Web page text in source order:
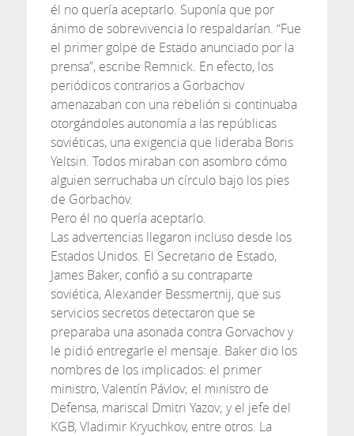
él no quería aceptarlo. Suponía que por
ánimo de sobrevivencia lo respaldarían. “Fue
el primer golpe de Estado anunciado por la
prensa”, escribe Remnick. En efecto, los
periódicos contrarios a Gorbachov
amenazaban con una rebelión si continuaba
otorgándoles autonomía a las repúblicas
soviéticas, una exigencia que lideraba Boris
Yeltsin. Todos miraban con asombro cómo
alguien serruchaba un círculo bajo los pies
de Gorbachov.
Pero él no quería aceptarlo.
Las advertencias llegaron incluso desde los
Estados Unidos. El Secretario de Estado,
James Baker, confió a su contraparte
soviética, Alexander Bessmertnij, que sus
servicios secretos detectaron que se
preparaba una asonada contra Gorvachov y
le pidió entregarle el mensaje. Baker dio los
nombres de los implicados: el primer
ministro, Valentín Pávlov; el ministro de
Defensa, mariscal Dmitri Yazov; y el jefe del
KGB, Vladimir Kryuchkov, entre otros. La